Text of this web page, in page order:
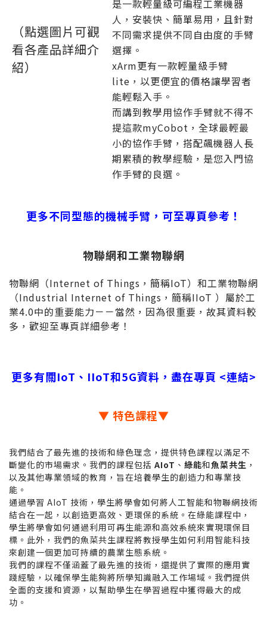
是一款輕量級可編程工業機器
人，安裝快、簡單易用，且針對
不同需求提供不同自由度的手臂
選擇。
xArm更有一款輕量級手臂
lite，以更便宜的價格讓學習者
能輕鬆入手。
而講到教學用協作手臂就不得不
提這款myCobot，全球最輕最
小的協作手臂，搭配飆機器人長
期累積的教學經驗，是您入門協
作手臂的良選。
（點選圖片可觀
看各產品詳細介
紹）
更多不同型態的機械手臂，可至專頁參考！
物聯網和工業物聯網
物聯網（Internet of Things，簡稱IoT）和工業物聯網
（Industrial Internet of Things，簡稱IIoT ）屬於工
業4.0中的重要能力－－當然，因為很重要，故其資料較
多，歡迎至專頁詳細參考！
更多有關IoT、IIoT和5G資料，盡在專頁 <連結>
▼ 特色課程▼
我們結合了最先進的技術和綠色理念，提供特色課程以滿足不
斷變化的市場需求。我們的課程包括 AIoT 、 綠能和魚菜共生 ，
以及其他專業領域的教育，旨在培養學生的創造力和專業技
能。
通過學習 AIoT 技術，學生將學會如何將人工智能和物聯網技術
結合在一起，以創造更高效、更環保的系統。在綠能課程中，
學生將學會如何通過利用可再生能源和高效系統來實現環保目
標。此外，我們的魚菜共生課程將教授學生如何利用智能科技
來創建一個更加可持續的農業生態系統。
我們的課程不僅涵蓋了最先進的技術，還提供了實際的應用實
踐經驗，以確保學生能夠將所學知識融入工作場域。我們提供
全面的支援和資源，以幫助學生在學習過程中獲得最大的成
功。